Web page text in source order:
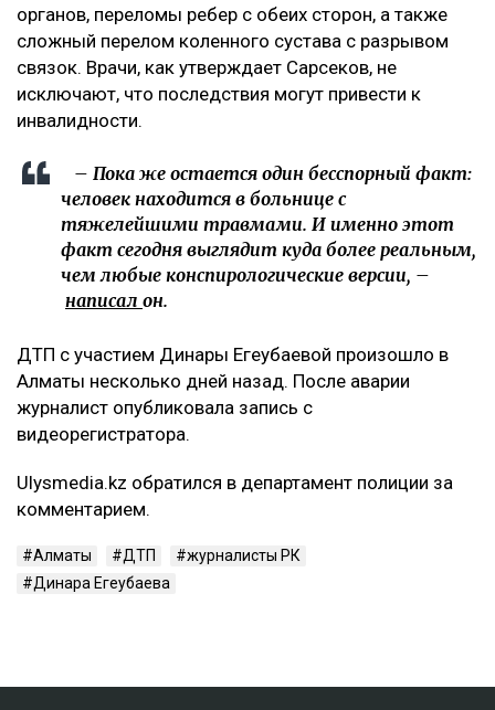
органов, переломы ребер с обеих сторон, а также
сложный перелом коленного сустава с разрывом
связок. Врачи, как утверждает Сарсеков, не
исключают, что последствия могут привести к
инвалидности.
– Пока же остается один бесспорный факт:
человек находится в больнице с
тяжелейшими травмами. И именно этот
факт сегодня выглядит куда более реальным,
чем любые конспирологические версии, –
написал он.
ДТП с участием Динары Егеубаевой произошло в
Алматы несколько дней назад. После аварии
журналист опубликовала запись с
видеорегистратора.
Ulysmedia.kz обратился в департамент полиции за
комментарием.
Алматы ДТП
журналисты РК
Динара Егеубаева